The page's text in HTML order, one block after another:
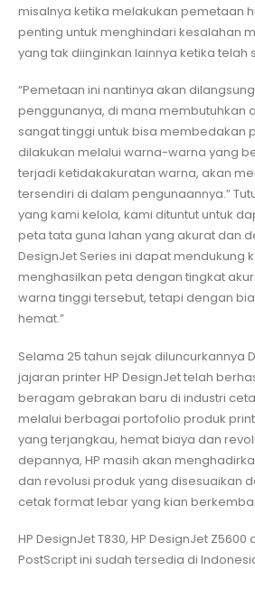
misalnya ketika melakukan pemetaan
penting untuk menghindari kesalahan
yang tak diinginkan lainnya ketika telah
“Pemetaan ini nantinya akan
penggunanya, di mana membutuhkan
sangat tinggi untuk bisa membedakan
dilakukan melalui warna-warna yang
terjadi ketidakakuratan warna, akan
tersendiri di dalam pengunaannya.”
yang kami kelola, kami dituntut untuk
peta tata guna lahan yang akurat dan
DesignJet Series ini dapat mendukung
menghasilkan peta dengan tingkat
warna tinggi tersebut, tetapi dengan
hemat.”
Selama 25 tahun sejak diluncurkannya
jajaran printer HP DesignJet telah
beragam gebrakan baru di industri
melalui berbagai portofolio produk
yang terjangkau, hemat biaya dan
depannya, HP masih akan
dan revolusi produk yang disesuaikan
cetak format lebar yang kian
HP DesignJet T830, HP DesignJet
PostScript ini sudah tersedia di